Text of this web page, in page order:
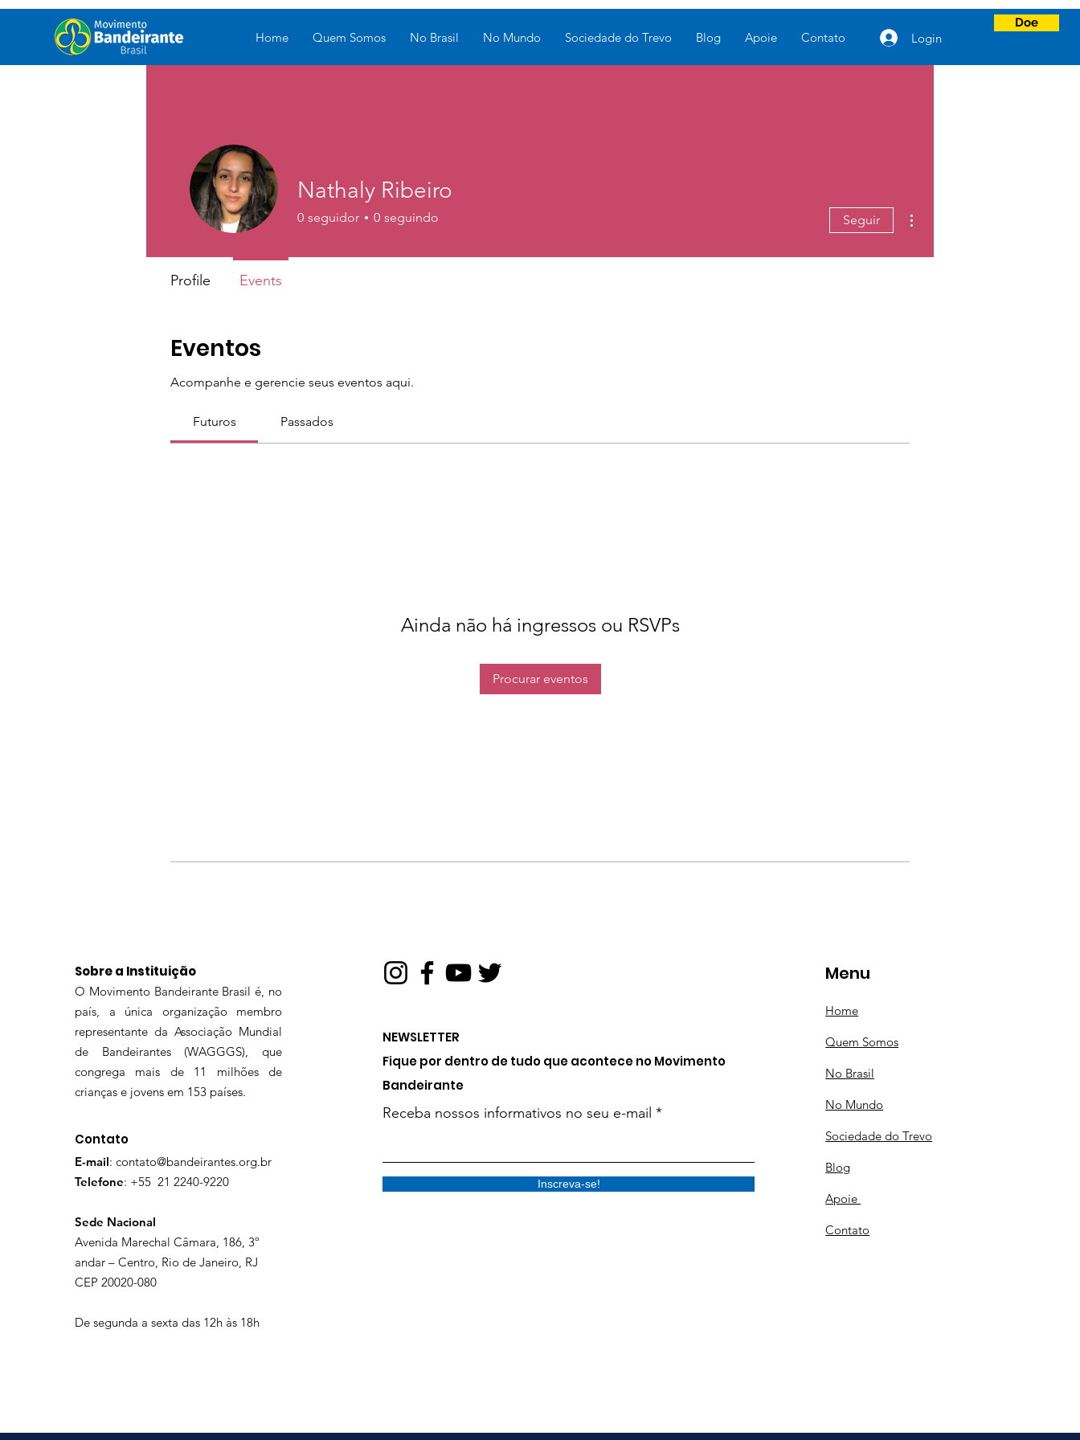
Home Quem Somos No Brasil No Mundo Sociedade do Trevo Blog Apoie Contato Login
Doe
Eventos
Acompanhe e gerencie seus eventos aqui.
Futuros Passados
Ainda não há ingressos ou RSVPs
Procurar eventos
Nathaly Ribeiro
0 seguidor 0 seguindo Seguir
Profile Events
Sobre a Instituição
O Movimento Bandeirante Brasil é, no
país, a única organização membro
representante da Associação Mundial
de Bandeirantes (WAGGGS), que
congrega mais de 11 milhões de
crianças e jovens em 153 países.
Contato
E-mail: contato@bandeirantes.org.br
Telefone: +55 21 2240-9220
Sede Nacional
Avenida Marechal Câmara, 186, 3º
andar – Centro, Rio de Janeiro, RJ
CEP 20020-080
De segunda a sexta das 12h às 18h
NEWSLETTER
Fique por dentro de tudo que acontece no Movimento
Bandeirante
Receba nossos informativos no seu e-mail
Inscreva-se!
Menu
Home
Quem Somos
No Brasil
No Mundo
Sociedade do Trevo
Blog
Apoie
Contato